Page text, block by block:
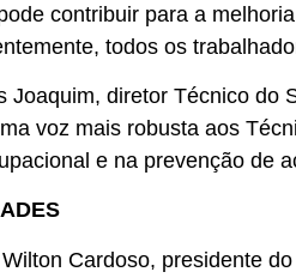
contribuir para a
todos os
Joaquim, diretor Técnico do
voz mais robusta aos
e na prevenção de
Cardoso, presidente